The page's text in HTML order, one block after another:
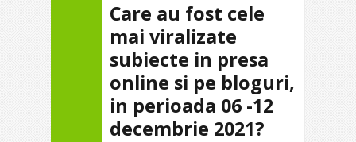
Care au fost cele
mai viralizate
subiecte in presa
online si pe bloguri,
in perioada 06 -12
decembrie 2021?